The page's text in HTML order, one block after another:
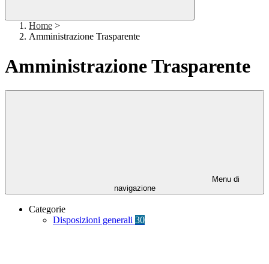
Home >
Amministrazione Trasparente
Amministrazione Trasparente
Menu di
navigazione
Categorie
Disposizioni generali 30